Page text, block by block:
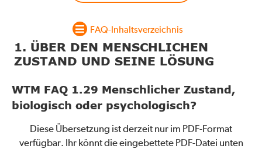
FAQ-Inhaltsverzeichnis
1. ÜBER DEN MENSCHLICHEN
ZUSTAND UND SEINE LÖSUNG
WTM FAQ 1.29 Menschlicher Zustand,
biologisch oder psychologisch?
Diese Übersetzung ist derzeit nur im PDF-Format
verfügbar. Ihr könnt die eingebettete PDF-Datei unten